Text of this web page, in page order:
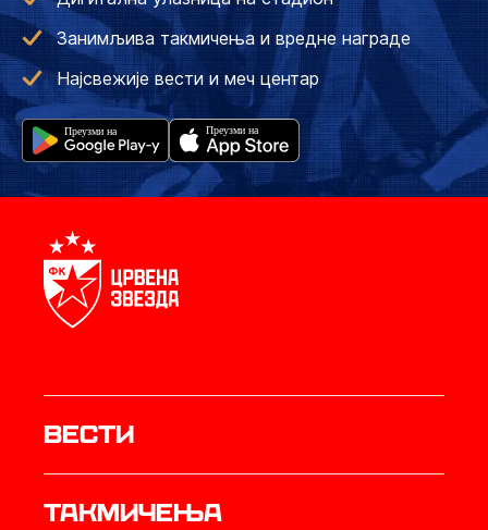
Занимљива такмичења и вредне награде
Најсвежије вести и меч центар
Вести
Такмичења